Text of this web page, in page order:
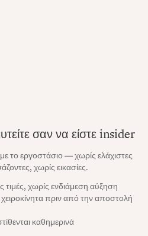
σαν να είστε insider
το εργοστάσιο — χωρίς ελάχιστες
χωρίς εικασίες.
τιμές, χωρίς ενδιάμεση αύξηση
πριν από την αποστολή
καθημερινά